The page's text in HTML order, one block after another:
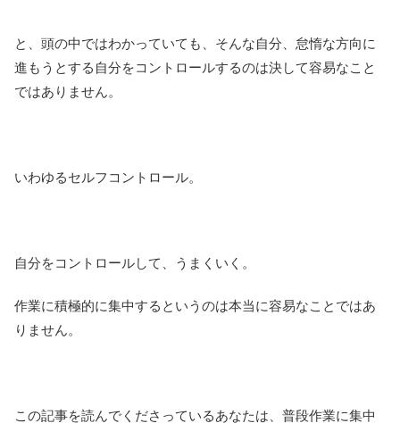
と、頭の中ではわかっていても、そんな自分、怠惰な方向に
進もうとする自分をコントロールするのは決して容易なこと
ではありません。
いわゆるセルフコントロール。
自分をコントロールして、うまくいく。
作業に積極的に集中するというのは本当に容易なことではあ
りません。
この記事を読んでくださっているあなたは、普段作業に集中